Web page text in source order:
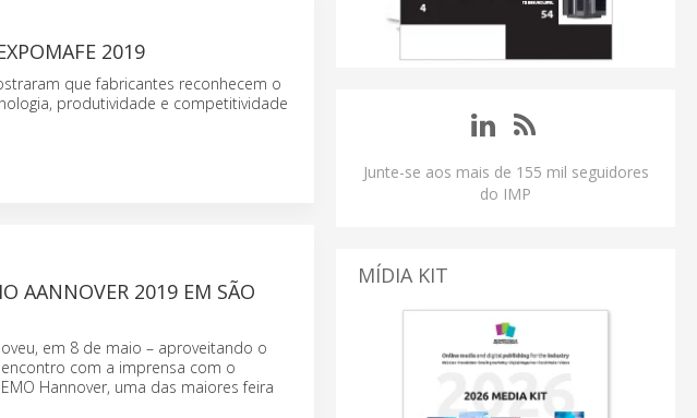
2019
que fabricantes reconhecem o
produtividade e competitividade
AANNOVER 2019 EM SÃO
em 8 de maio – aproveitando o
com a imprensa com o
Hannover, uma das maiores feira
Junte-se aos mais de 155 mil seguidores
do IMP
MÍDIA KIT